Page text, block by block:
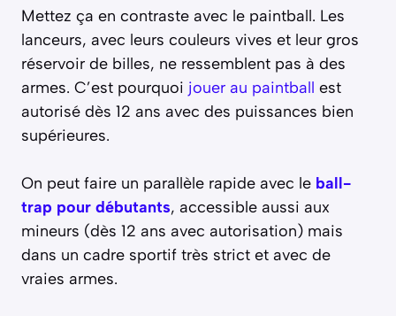
Mettez ça en contraste avec le paintball. Les
lanceurs, avec leurs couleurs vives et leur gros
réservoir de billes, ne ressemblent pas à des
armes. C’est pourquoi jouer au paintball est
autorisé dès 12 ans avec des puissances bien
supérieures.
On peut faire un parallèle rapide avec le ball-
trap pour débutants, accessible aussi aux
mineurs (dès 12 ans avec autorisation) mais
dans un cadre sportif très strict et avec de
vraies armes.